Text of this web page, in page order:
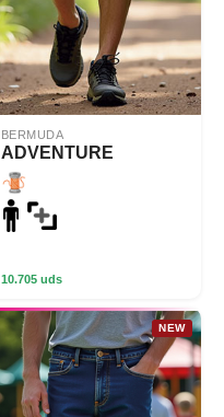
BERMUDA
ADVENTURE
10.705 uds
NEW